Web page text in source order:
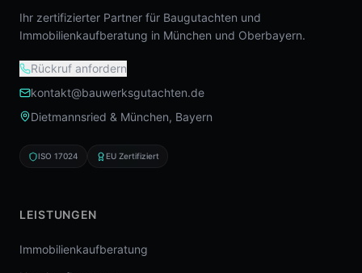
Ihr zertifizierter Partner für Baugutachten und
Immobilienkaufberatung in München und Oberbayern.
Rückruf anfordern
kontakt@bauwerksgutachten.de
Dietmannsried & München, Bayern
ISO 17024 EU Zertifiziert
LEISTUNGEN
Immobilienkaufberatung